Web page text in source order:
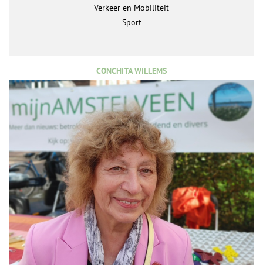
Verkeer en Mobiliteit
Sport
CONCHITA WILLEMS